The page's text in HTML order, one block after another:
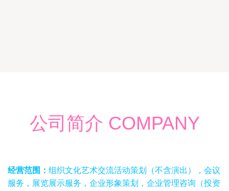
公司简介 COMPANY
经营范围： 组织文化艺术交流活动策划（不含演出），会议
服务，展览展示服务，企业形象策划，企业管理咨询（投资